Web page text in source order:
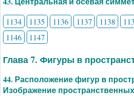
1134 1135 1136 1137 1138
1146
1147
Глава 7. Фигуры в
44. Расположение фигур в
Изображение